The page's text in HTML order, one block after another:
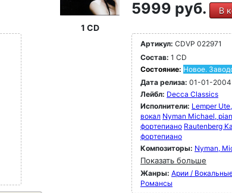
1 CD
5999 руб. В
Артикул: CDVP 022971
Состав: 1 CD
Состояние: Новое.
Дата релиза: 01-01-2004
Лейбл: Decca Classics
Исполнители: Lemper
вокал Nyman Michael,
фортепиано Rautenberg
фортепиано
Композиторы: Nyman,
Показать больше
Жанры: Арии /
Романсы